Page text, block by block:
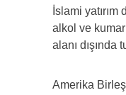
İslami
alkol ve
alanı dışında
Amerika